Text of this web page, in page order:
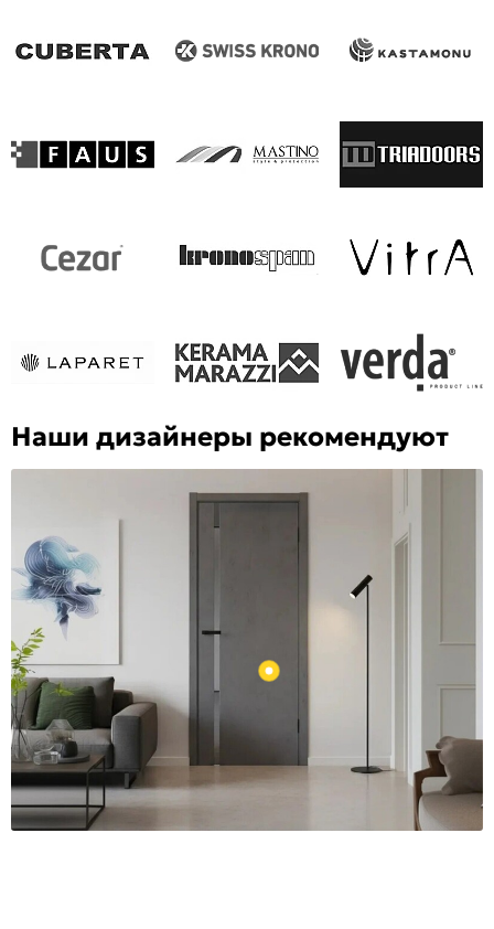
Наши дизайнеры рекомендуют